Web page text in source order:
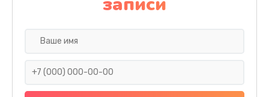
Замена термодатчиков